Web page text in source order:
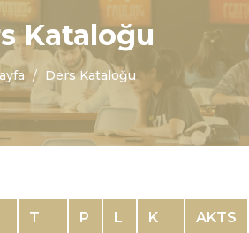
Kataloğu
Ders Kataloğu
T P L K AKTS